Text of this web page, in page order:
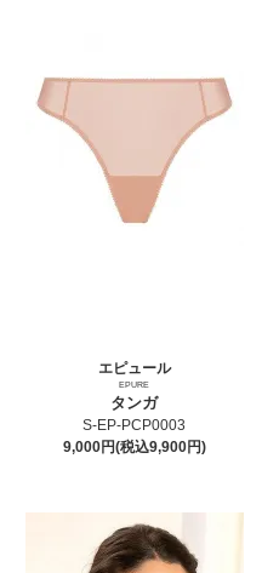
エピュール
EPURE
タンガ
S-EP-PCP0003
9,000円(税込9,900円)